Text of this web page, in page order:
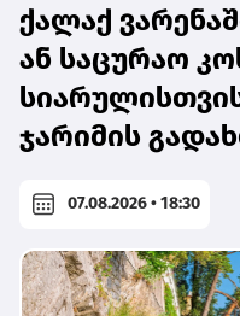
ქალაქ
ან საცურაო
ჯარიმის
07.08.2026 • 18:30